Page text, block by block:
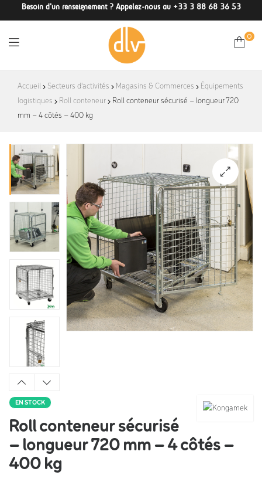
Besoin d'un renseignement ? Appelez-nous au +33 3 88 68 36 53
DLV-
France
0
Accueil Secteurs d'activités Magasins & Commerces
Équipements
logistiques
Roll conteneur
Roll conteneur sécurisé – longueur 720
mm – 4 côtés – 400 kg
EN STOCK
Roll conteneur sécurisé
– longueur 720 mm – 4 côtés –
400 kg